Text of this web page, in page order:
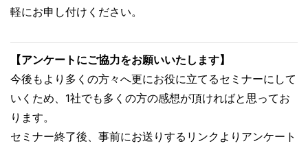
軽にお申し付けください。
【アンケートにご協力をお願いいたします】
今後もより多くの方々へ更にお役に立てるセミナーにして
いくため、1社でも多くの方の感想が頂ければと思ってお
ります。
セミナー終了後、事前にお送りするリンクよりアンケート